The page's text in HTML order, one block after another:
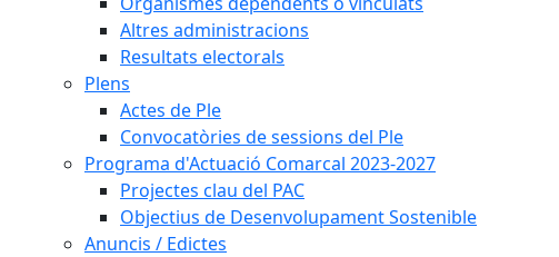
Altres administracions
Resultats electorals
Plens
Actes de Ple
Convocatòries de sessions del Ple
Programa d'Actuació Comarcal 2023-2027
Projectes clau del PAC
Objectius de Desenvolupament Sostenible
Anuncis / Edictes